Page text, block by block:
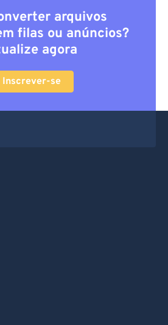
arquivos
filas ou anúncios?
agora
Inscrever-se